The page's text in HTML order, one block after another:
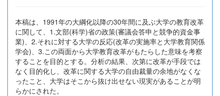
本稿は、1991年の大綱化以降の30年間に及ぶ大学の教育改革
に関して、1.文部(科学)省の政策(審議会答申と競争的資金事
業)、2.それに対する大学の反応(改革の実施率と大学教育関係
学会)、3.この両面から大学教育改革がもたらした意味を考察
することを目的とする。分析の結果、次第に改革が手段では
なく目的化し、改革に関する大学の自由裁量の余地がなくな
ったこと、大学はそこから抜け出せない現実があることが明
らかにされた。